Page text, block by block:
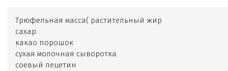
Трюфельная масса( растительный жир
сахар
какао порошок
сухая молочная сыворотка
соевый лецетин